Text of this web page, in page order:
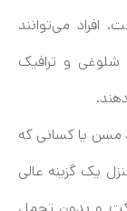
افراد می‌توانند
شلوغی و ترافیک
مسن یا کسانی که
یک گزینه عالی